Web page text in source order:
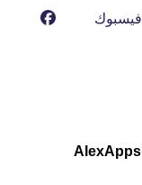
فيسبوك
AlexApps